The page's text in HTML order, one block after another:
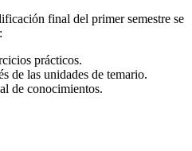
final del primer semestre se
prácticos.
de las unidades de temario.
de conocimientos.